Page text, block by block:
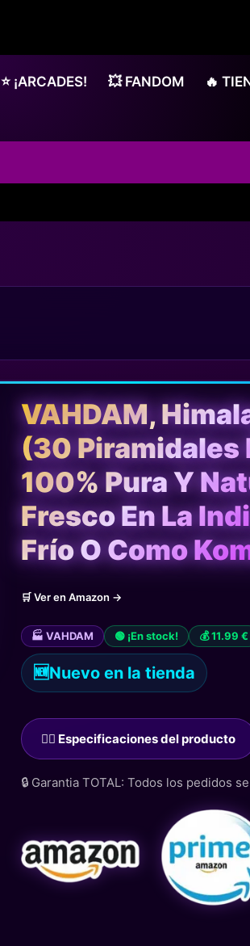
⭐ ¡ARCADES! 💥 FANDOM 🔥
VAHDAM,
(30 Piramidales
100% Pura Y
Fresco En La
Frío O Como
🛒 Ver en Amazon →
🏭 VAHDAM 🟢 ¡En stock! 💰 11.99 €
🆕Nuevo en la tienda
🙋‍♂️ Especificaciones del producto
🔒 Garantia TOTAL: Todos los pedidos